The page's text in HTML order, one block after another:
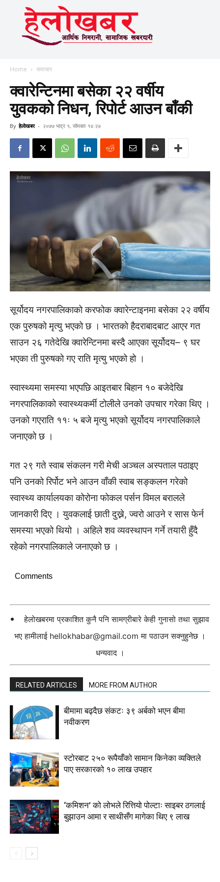
Home समाचार
क्वारेन्टिनमा बसेका २२ वर्षीय
युवकको निधन, रिपोर्ट आउन बाँकी
By हेलाेखबर - २०७७ भाद्र १, सोमबार १४:२७
सूर्योदय नगरपालिकाको करफोक क्वारेन्टाइनमा बसेका २२ वर्षीय
एक पुरुषको मृत्यु भएको छ । भारतको हैदराबादबाट आएर गत
साउन २६ गतेदेखि क्वारेन्टिनमा बस्दै आएका सूर्योदय– ९ घर
भएका ती पुरुषको गए राति मृत्यु भएको हो ।
स्वास्थ्यमा समस्या भएपछि आइतबार बिहान १० बजेदेखि
नगरपालिकाको स्वास्थ्यकर्मी टोलीले उनको उपचार गरेका थिए ।
उनको गएराति ११ः ५ बजे मृत्यु भएको सूर्योदय नगरपालिकाले
जनाएको छ ।
गत २९ गते स्वाब संकलन गरी मेची अञ्चल अस्पताल पठाइए
पनि उनको रिर्पोट भने आउन वाँकी स्वाब सङ्कलन गरेको
स्वास्थ्य कार्यालयका कोरोना फोकल पर्सन विमल बरालले
जानकारी दिए । युवकलाई छाती दुख्ने, ज्वरो आउने र सास फेर्न
समस्या भएको थियो । अहिले शव व्यवस्थापन गर्ने तयारी हुँदै
रहेको नगरपालिकाले जनाएको छ ।
Comments
हेलोखबरमा प्रकाशित कुनै पनि सामग्रीबारे केही गुनासो तथा सुझाव
भए हामीलाई hellokhabar@gmail.com मा पठाउन सक्नुहुनेछ ।
धन्यवाद ।
RELATED ARTICLES MORE FROM AUTHOR
बीमामा बढ्दैछ संकटः ३९ अर्बको भएन बीमा
नवीकरण
स्टाेरबाट २५० रूपैयाँको सामान किनेका व्यक्तिले
पाए सरकारको १० लाख उपहार
‘कमिशन’ को लोभले रित्तियो पोल्टाः साइबर ठगलाई
बुझाउन आमा र साथीसँग मागेका थिए ९ लाख